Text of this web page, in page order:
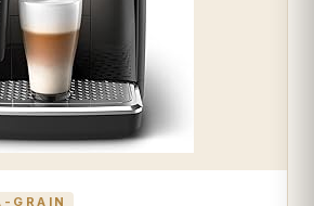
GRAIN